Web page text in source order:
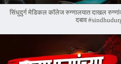
सिंधुदुर्ग मेडिकल कॉलेज रुग्णालयात दाखल
दबाव